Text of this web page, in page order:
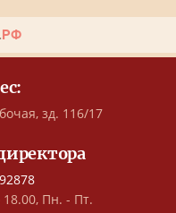
зд. 116/17
Пн. - Пт.